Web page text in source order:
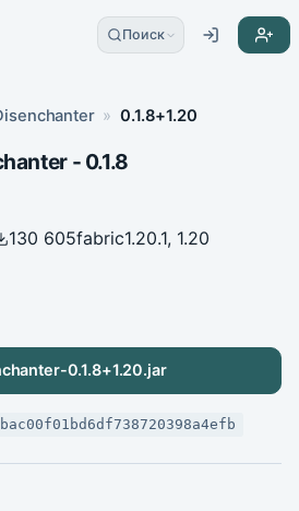
Поиск
» 0.1.8+1.20
- 0.1.8
130 605fabric1.20.1, 1.20
0.1.8+1.20.jar